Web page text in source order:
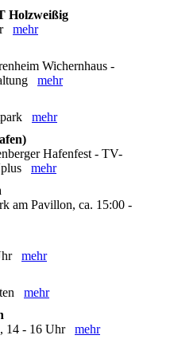
Holzweißig
mehr
Wichernhaus -
mehr
mehr
Hafenfest - TV-
mehr
am Pavillon, ca. 15:00 -
mehr
mehr
14 - 16 Uhr mehr